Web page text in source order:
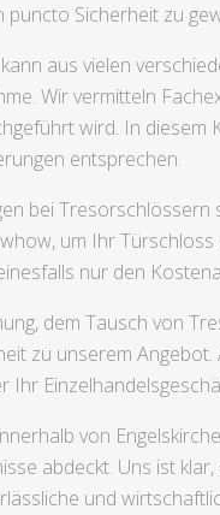
puncto Sicherheit zu
aus vielen
Wir vermitteln
wird. In diesem
entsprechen.
bei
um Ihr
nur den
dem Tausch von
zu unserem
Ihr
von
abdeckt. Uns ist
und